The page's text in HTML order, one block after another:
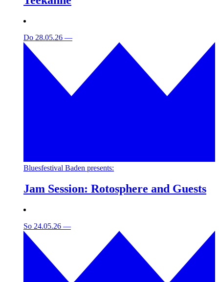
Do 28.05.26 —
Bluesfestival Baden presents:
Jam Session: Rotosphere and Guests
So 24.05.26 —